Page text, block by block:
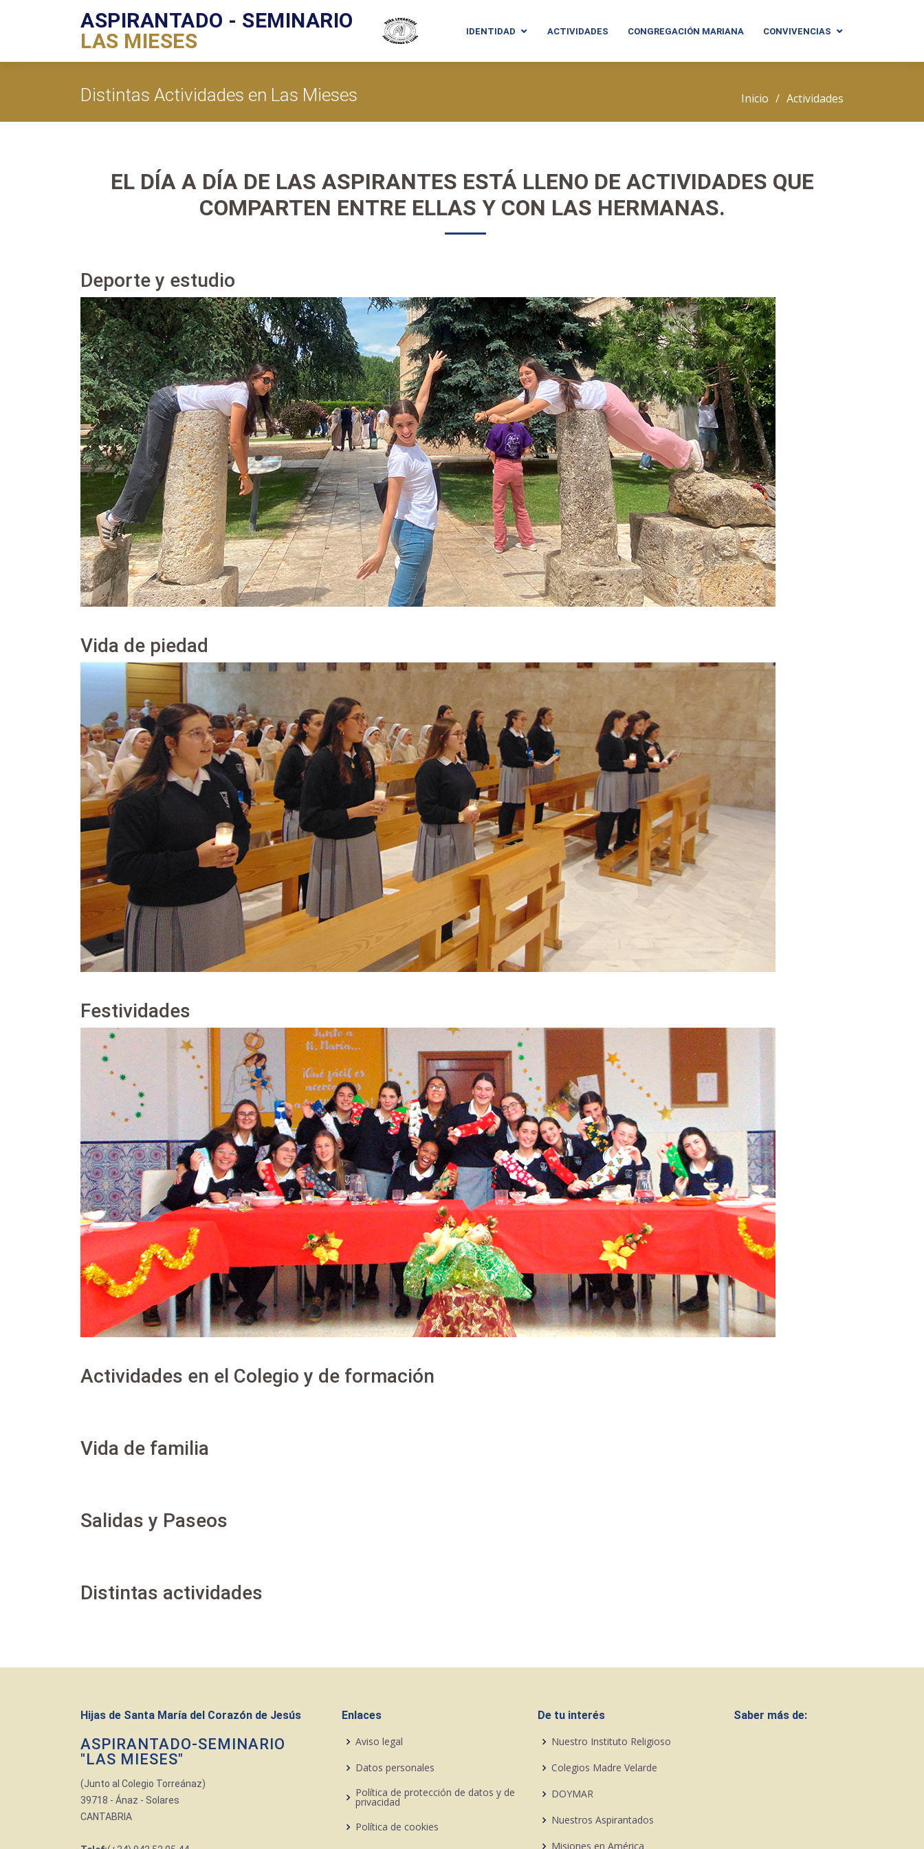
ASPIRANTADO - SEMINARIO
LAS MIESES
IDENTIDAD ACTIVIDADES CONGREGACIÓN MARIANA CONVIVENCIAS
Distintas Actividades en Las Mieses Inicio Actividades
EL DÍA A DÍA DE LAS ASPIRANTES ESTÁ LLENO DE ACTIVIDADES QUE
COMPARTEN ENTRE ELLAS Y CON LAS HERMANAS.
Deporte y estudio
Vida de piedad
Festividades
Actividades en el Colegio y de formación
Vida de familia
Salidas y Paseos
Distintas actividades
Hijas de Santa María del Corazón de Jesús
ASPIRANTADO-SEMINARIO
"LAS MIESES"
(Junto al Colegio Torreánaz)
39718 - Ánaz - Solares
CANTABRIA
Enlaces
Aviso legal
Datos personales
Política de protección de datos y de
privacidad
Política de cookies
De tu interés
Nuestro Instituto Religioso
Colegios Madre Velarde
DOYMAR
Nuestros Aspirantados
Misiones en América
Saber más de: